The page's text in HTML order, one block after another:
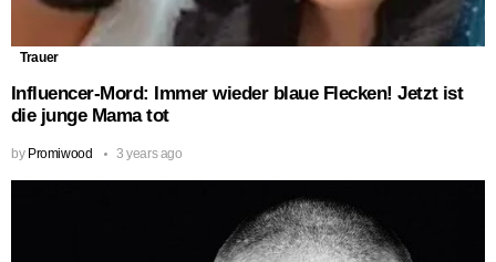
Trauer
Influencer-Mord: Immer wieder blaue Flecken! Jetzt ist
die junge Mama tot
by Promiwood 3 years ago